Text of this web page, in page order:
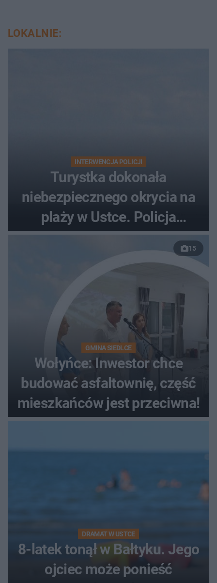
LOKALNIE:
INTERWENCJA POLICJI
Turystka dokonała
niebezpiecznego okrycia na
plaży w Ustce. Policja
musiała zamknąć odcinek
wybrzeża
15
GMINA SIEDLCE
Wołyńce: Inwestor chce
budować asfaltownię, część
mieszkańców jest przeciwna!
DRAMAT W USTCE
8-latek tonął w Bałtyku. Jego
ojciec może ponieść